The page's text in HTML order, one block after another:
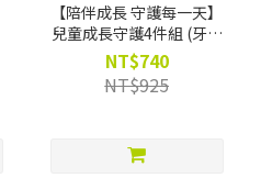
【陪伴成長 守護每一天】
兒童成長守護4件組 (牙膏
+兒童噴劑 +漱口水
200ml*2) -限時88折(買就
贈Pato Pato EVA益智數字
NT$740
NT$925